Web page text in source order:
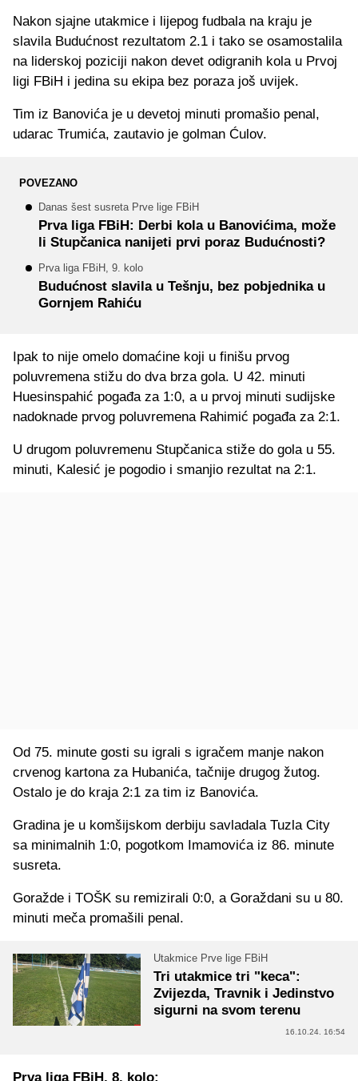
Nakon sjajne utakmice i lijepog fudbala na kraju je
slavila Budućnost rezultatom 2.1 i tako se osamostalila
na liderskoj poziciji nakon devet odigranih kola u Prvoj
ligi FBiH i jedina su ekipa bez poraza još uvijek.
Tim iz Banovića je u devetoj minuti promašio penal,
udarac Trumića, zautavio je golman Ćulov.
POVEZANO
Danas šest susreta Prve lige FBiH
Prva liga FBiH: Derbi kola u Banovićima, može
li Stupčanica nanijeti prvi poraz Budućnosti?
Prva liga FBiH, 9. kolo
Budućnost slavila u Tešnju, bez pobjednika u
Gornjem Rahiću
Ipak to nije omelo domaćine koji u finišu prvog
poluvremena stižu do dva brza gola. U 42. minuti
Huesinspahić pogađa za 1:0, a u prvoj minuti sudijske
nadoknade prvog poluvremena Rahimić pogađa za 2:1.
U drugom poluvremenu Stupčanica stiže do gola u 55.
minuti, Kalesić je pogodio i smanjio rezultat na 2:1.
Od 75. minute gosti su igrali s igračem manje nakon
crvenog kartona za Hubanića, tačnije drugog žutog.
Ostalo je do kraja 2:1 za tim iz Banovića.
Gradina je u komšijskom derbiju savladala Tuzla City
sa minimalnih 1:0, pogotkom Imamovića iz 86. minute
susreta.
Goražde i TOŠK su remizirali 0:0, a Goraždani su u 80.
minuti meča promašili penal.
Utakmice Prve lige FBiH
Tri utakmice tri "keca":
Zvijezda, Travnik i Jedinstvo
sigurni na svom terenu
16.10.24. 16:54
Prva liga FBiH, 8. kolo: